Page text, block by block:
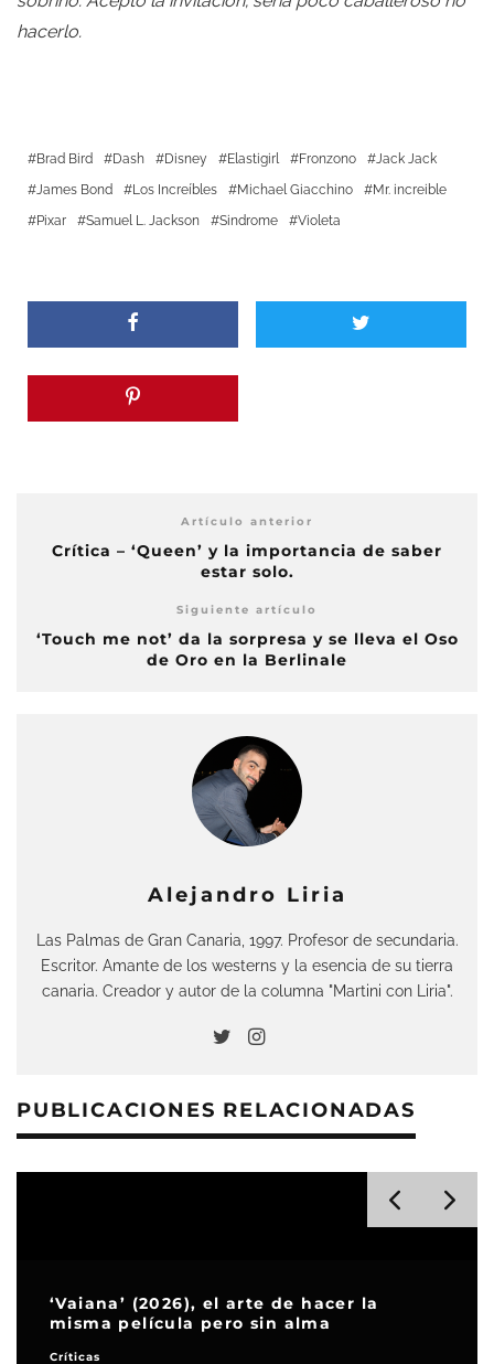
hacerlo.
Brad Bird Dash Disney Elastigirl Fronzono
Jack Jack
James Bond
Los Increíbles Michael Giacchino
Mr. increible
Pixar
Samuel L. Jackson Sindrome Violeta
Artículo anterior
Crítica – ‘Queen’ y la importancia de saber
estar solo.
Siguiente artículo
‘Touch me not’ da la sorpresa y se lleva el Oso
de Oro en la Berlinale
Alejandro Liria
Las Palmas de Gran Canaria, 1997. Profesor de secundaria.
Escritor. Amante de los westerns y la esencia de su tierra
canaria. Creador y autor de la columna "Martini con Liria".
PUBLICACIONES RELACIONADAS
‘Vaiana’ (2026), el arte de hacer la
misma película pero sin alma
Críticas